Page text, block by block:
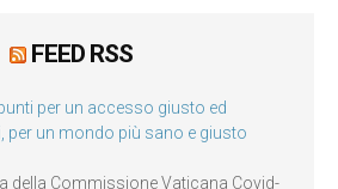
FEED RSS
per un accesso giusto ed
per un mondo più sano e giusto
della Commissione Vaticana Covid-